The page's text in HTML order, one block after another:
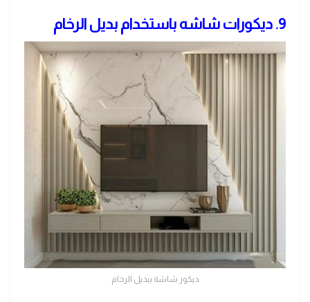
9. ديكورات شاشه باستخدام بديل الرخام
ديكور شاشة ببديل الرخام